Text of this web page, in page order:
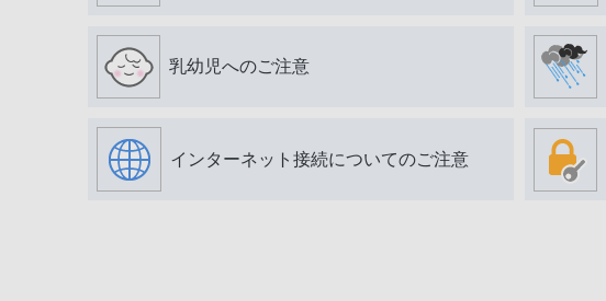
乳幼児へのご注意
インターネット接続についてのご注意